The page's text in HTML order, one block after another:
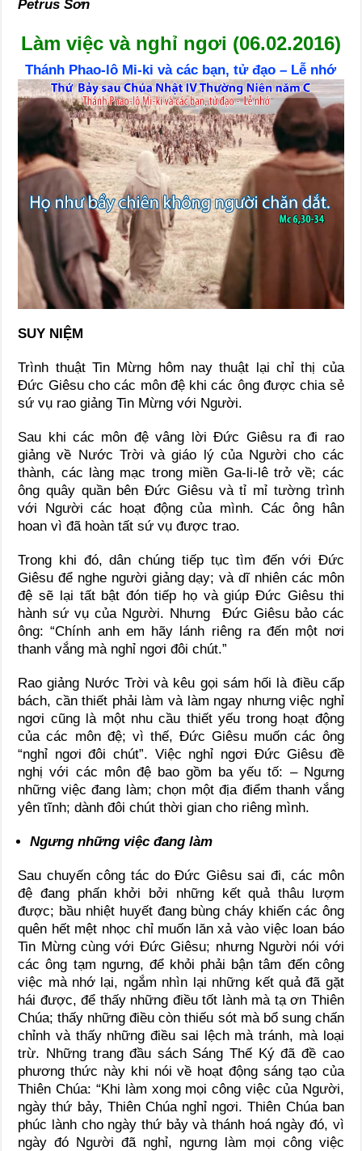
Petrus Sơn
Làm việc và nghỉ ngơi (06.02.2016)
Thánh Phao-lô Mi-ki và các bạn, tử đạo – Lễ nhớ
SUY NIỆM
Trình thuật Tin Mừng hôm nay thuật lại chỉ thị của
Đức Giêsu cho các môn đệ khi các ông được chia sẻ
sứ vụ rao giảng Tin Mừng với Người.
Sau khi các môn đệ vâng lời Đức Giêsu ra đi rao
giảng về Nước Trời và giáo lý của Người cho các
thành, các làng mạc trong miền Ga-li-lê trở về; các
ông quây quần bên Đức Giêsu và tỉ mỉ tường trình
với Người các hoạt động của mình. Các ông hân
hoan vì đã hoàn tất sứ vụ được trao.
Trong khi đó, dân chúng tiếp tục tìm đến với Đức
Giêsu để nghe người giảng dạy; và dĩ nhiên các môn
đệ sẽ lại tất bật đón tiếp họ và giúp Đức Giêsu thi
hành sứ vụ của Người. Nhưng Đức Giêsu bảo các
ông: “Chính anh em hãy lánh riêng ra đến một nơi
thanh vắng mà nghỉ ngơi đôi chút.”
Rao giảng Nước Trời và kêu gọi sám hối là điều cấp
bách, cần thiết phải làm và làm ngay nhưng việc nghỉ
ngơi cũng là một nhu cầu thiết yếu trong hoạt động
của các môn đệ; vì thế, Đức Giêsu muốn các ông
“nghỉ ngơi đôi chút”. Việc nghỉ ngơi Đức Giêsu đề
nghị với các môn đệ bao gồm ba yếu tố: – Ngưng
những việc đang làm; chọn một địa điểm thanh vắng
yên tĩnh; dành đôi chút thời gian cho riêng mình.
Ngưng những việc đang làm
Sau chuyến công tác do Đức Giêsu sai đi, các môn
đệ đang phấn khởi bởi những kết quả thâu lượm
được; bầu nhiệt huyết đang bùng cháy khiến các ông
quên hết mệt nhọc chỉ muốn lăn xả vào việc loan báo
Tin Mừng cùng với Đức Giêsu; nhưng Người nói với
các ông tạm ngưng, để khỏi phải bận tâm đến công
việc mà nhớ lại, ngắm nhìn lại những kết quả đã gặt
hái được, để thấy những điều tốt lành mà tạ ơn Thiên
Chúa; thấy những điều còn thiếu sót mà bổ sung chấn
chỉnh và thấy những điều sai lệch mà tránh, mà loại
trừ. Những trang đầu sách Sáng Thế Ký đã đề cao
phương thức này khi nói về hoạt động sáng tạo của
Thiên Chúa: “Khi làm xong mọi công việc của Người,
ngày thứ bảy, Thiên Chúa nghỉ ngơi. Thiên Chúa ban
phúc lành cho ngày thứ bảy và thánh hoá ngày đó, vì
ngày đó Người đã nghỉ, ngưng làm mọi công việc